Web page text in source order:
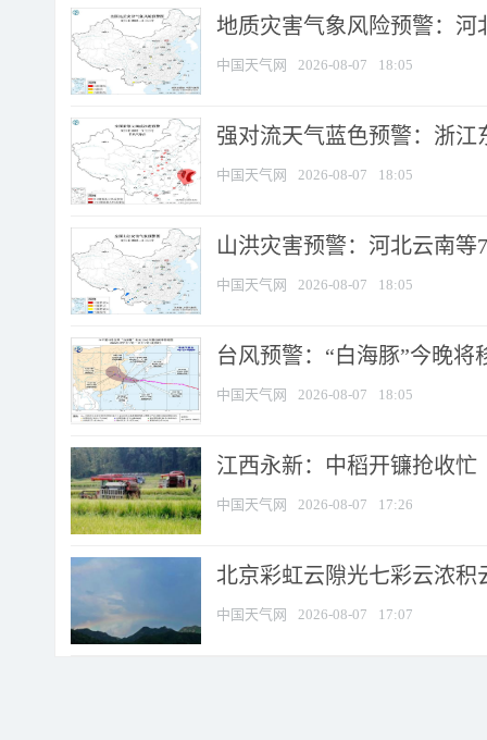
地质灾害气象风险预警：河
中国天气网 2026-08-07 18:05
强对流天气蓝色预警：浙江
中国天气网 2026-08-07 18:05
山洪灾害预警：河北云南
中国天气网 2026-08-07 18:05
台风预警：“白海豚”今晚将
中国天气网 2026-08-07 18:05
江西永新：中稻开镰抢收忙
中国天气网 2026-08-07 17:26
北京彩虹云隙光七彩云浓积
中国天气网 2026-08-07 17:07